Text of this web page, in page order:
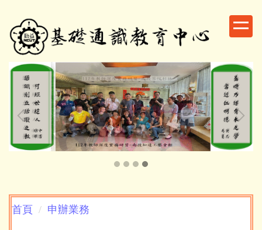
到
主
內
首頁 申辦業務